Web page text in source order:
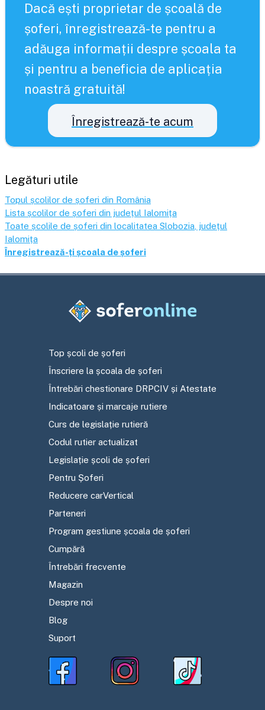
Dacă ești proprietar de școală de
șoferi, înregistrează-te pentru a
adăuga informații despre școala ta
și pentru a beneficia de aplicația
noastră gratuită!
Înregistrează-te acum
Legături utile
Topul școlilor de șoferi din România
Lista școlilor de șoferi din județul Ialomița
Toate școlile de șoferi din localitatea Slobozia , județul
Ialomița
Înregistrează-ți școala de șoferi
Top școli de șoferi
Înscriere la școala de șoferi
Întrebări chestionare DRPCIV și Atestate
Indicatoare și marcaje rutiere
Curs de legislație rutieră
Codul rutier actualizat
Legislație școli de șoferi
Pentru Șoferi
Reducere carVertical
Parteneri
Program gestiune școala de șoferi
Cumpără
Întrebări frecvente
Magazin
Despre noi
Blog
Suport